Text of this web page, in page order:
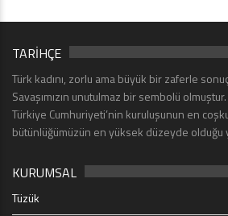
TARİHÇE
Türk kadını, zorlu ama büyük bir zaferle
Savaşımızın unutulmaz bir sembolü
Türkiye Cumhuriyeti’nin kuruluşunun en
bütünlüğümüzün en yüksek düzeyde olduğu
KURUMSAL
Tüzük